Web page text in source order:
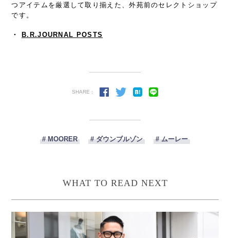
つアイテムを厳選して取り揃えた、外苑前のセレクトショップ
です。
・ B.R.JOURNAL POSTS
SHARE :
# MOORER # ダウンブルゾン # ムーレー
WHAT TO READ NEXT